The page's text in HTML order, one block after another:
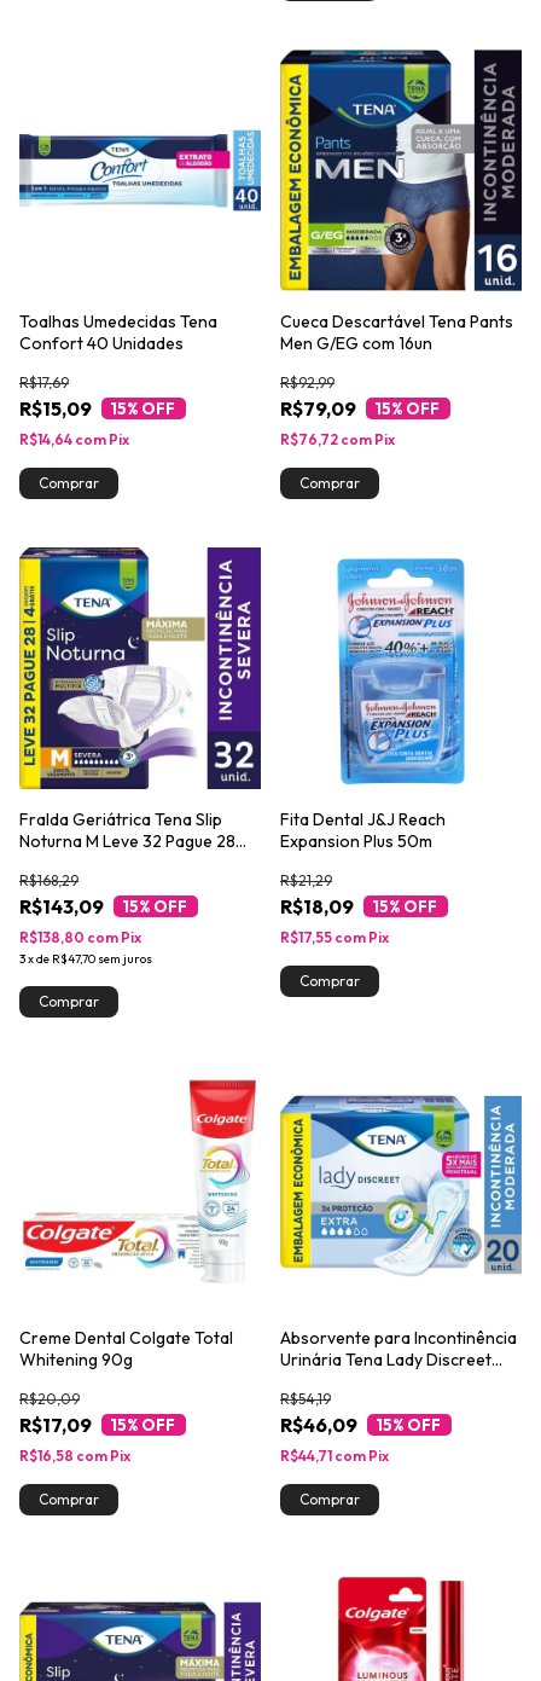
Toalhas Umedecidas Tena
Confort 40 Unidades
R$15,09
R$17,69
15% OFF
R$14,64 com Pix
Cueca Descartável Tena Pants
Men G/EG com 16un
R$79,09
R$92,99
15% OFF
R$76,72 com Pix
Fralda Geriátrica Tena Slip
Noturna M Leve 32 Pague 28
R$143,09
R$168,29
15% OFF
3xde R$47,70 sem juros
R$138,80 com Pix
Fita Dental J&J Reach
Expansion Plus 50m
R$18,09
R$21,29
15% OFF
R$17,55 com Pix
Creme Dental Colgate Total
Whitening 90g
R$17,09
R$20,09
15% OFF
R$16,58 com Pix
Absorvente para Incontinência
Urinária Tena Lady Discreet
R$46,09
R$54,19
15% OFF
R$44,71 com Pix